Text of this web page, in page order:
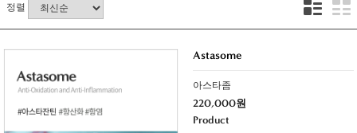
정렬
Astasome
아스타좀
220,000원
Product